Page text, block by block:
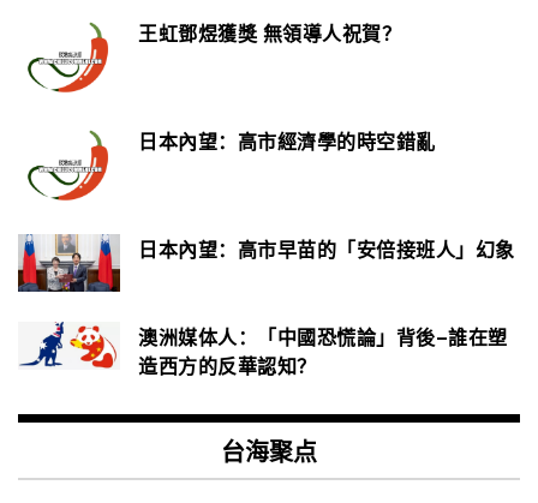
王虹鄧煜獲獎 無領導人祝賀？
日本內望：高市經濟學的時空錯亂
日本內望：高市早苗的「安倍接班人」幻象
澳洲媒体人：「中國恐慌論」背後–誰在塑
造西方的反華認知？
台海聚点